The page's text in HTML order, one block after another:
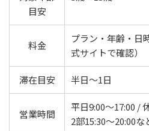
目安
料金
プラン・年齢・日
式サイトで確認）
滞在目安 半日〜1日
営業時間
平日9:00〜17:00 /
2部15:30〜20:00な